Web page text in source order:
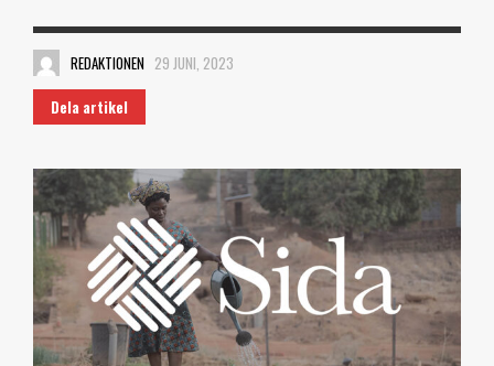
REDAKTIONEN 29 JUNI, 2023
Dela artikel